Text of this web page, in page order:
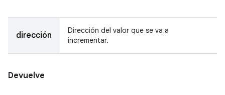
dirección
Dirección del valor que se va a
incrementar.
Devuelve